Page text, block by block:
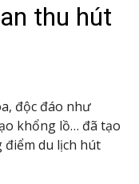
thu hút
độc đáo như
khổng lồ… đã tạo
du lịch hút